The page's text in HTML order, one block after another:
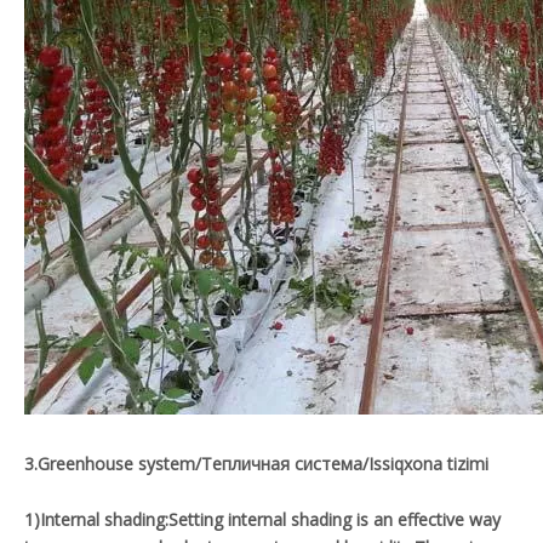
3.Greenhouse system/Тепличная система/Issiqxona tizimi
1)Internal shading:Setting internal shading is an effective way